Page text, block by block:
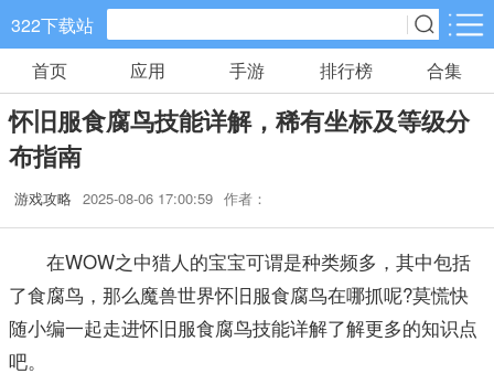
322下载站
手游分类 应用分类
卡牌回合
648款手游
休闲益智
角色扮演
棋牌游戏
0款手游
飞行射击
38款手游
动作格斗
30款手游
策略塔防
体育竞速
冒险解谜
首页 应用 手游 排行榜 合集
怀旧服食腐鸟技能详解，稀有坐标及等级分
布指南
游戏攻略 2025-08-06 17:00:59 作者：
在WOW之中猎人的宝宝可谓是种类频多，其中包括
了食腐鸟，那么魔兽世界怀旧服食腐鸟在哪抓呢?莫慌快
随小编一起走进怀旧服食腐鸟技能详解了解更多的知识点
吧。